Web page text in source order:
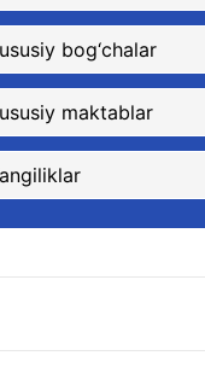
bog‘chalar
maktablar